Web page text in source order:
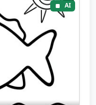
AI